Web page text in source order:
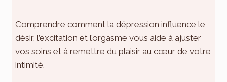
Comprendre comment la dépression influence le
désir, l’excitation et l’orgasme vous aide à ajuster
vos soins et à remettre du plaisir au cœur de votre
intimité.